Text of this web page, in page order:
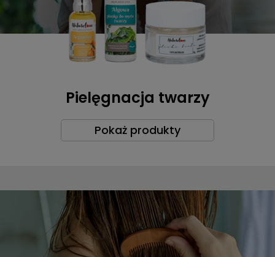
Pielęgnacja twarzy
Pokaż produkty